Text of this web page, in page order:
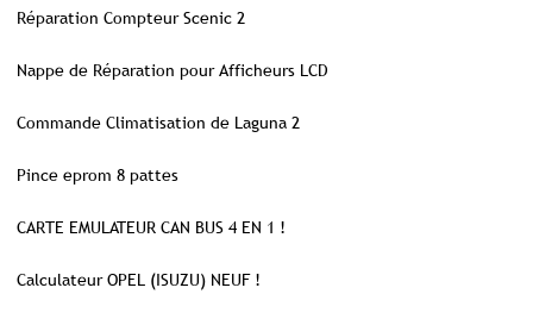
Réparation Compteur Scenic 2
Nappe de Réparation pour Afficheurs LCD
Commande Climatisation de Laguna 2
Pince eprom 8 pattes
CARTE EMULATEUR CAN BUS 4 EN 1 !
Calculateur OPEL (ISUZU) NEUF !